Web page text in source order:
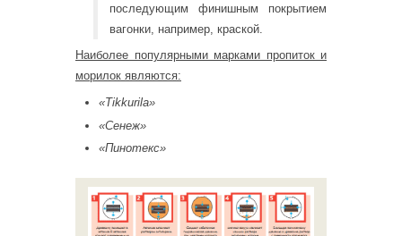
последующим финишным покрытием
вагонки, например, краской.
Наиболее популярными марками пропиток и
морилок являются:
«Tikkurila»
«Сенеж»
«Пинотекс»